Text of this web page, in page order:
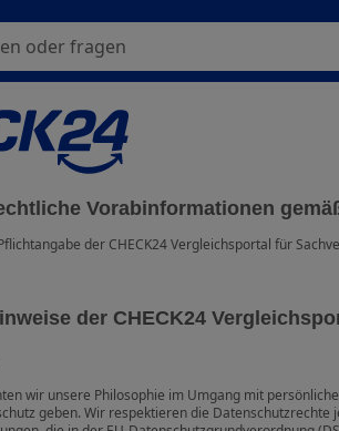
oder fragen
Vorabinformationen
der CHECK24 Vergleichsportal für
der CHECK24
wir unsere Philosophie im Umgang mit
geben. Wir respektieren die